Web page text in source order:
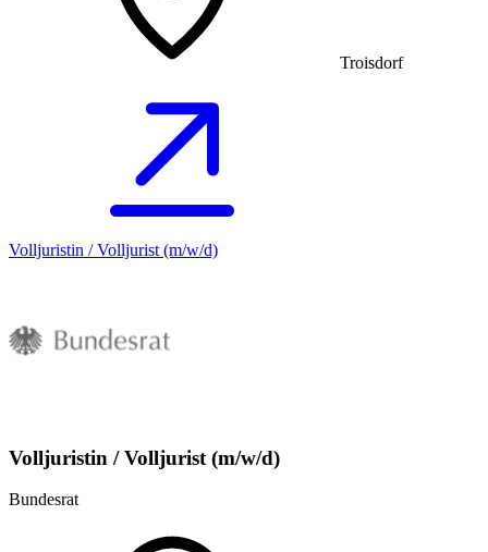
Troisdorf
Volljuristin / Volljurist (m/w/d)
Volljuristin / Volljurist (m/w/d)
Bundesrat